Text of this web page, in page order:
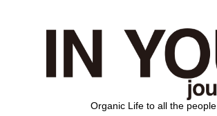
Organic Life to all the people.